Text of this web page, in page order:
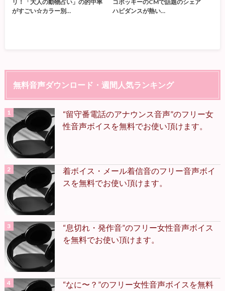
リ！「大人の動物占い」の的中率
がすごい☆カラー別…
コポッキーのCMで話題のシェア
ハピダンスが熱い…
無料音声ダウンロード・週間人気ランキング
“留守番電話のアナウンス音声”のフリー女
性音声ボイスを無料でお使い頂けます。
着ボイス・メール着信音のフリー音声ボイ
スを無料でお使い頂けます。
“息切れ・発作音”のフリー女性音声ボイス
を無料でお使い頂けます。
“なに〜？”のフリー女性音声ボイスを無料